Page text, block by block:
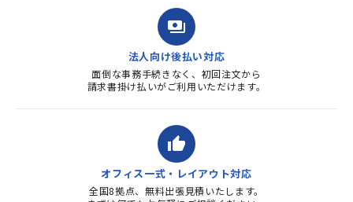
payments
法人向け後払い対応
面倒な事務手続きなく、初回注文から
請求書掛け払いがご利用いただけます。
thumb_up
オフィス一式・レイアウト対応
全国8拠点、無料出張見積いたします。